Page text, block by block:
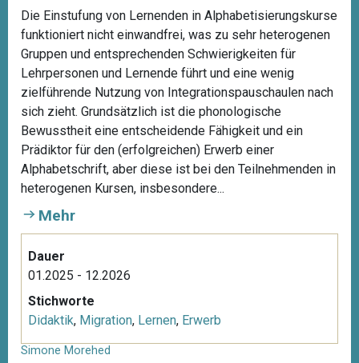
Die Einstufung von Lernenden in Alphabetisierungskurse
funktioniert nicht einwandfrei, was zu sehr heterogenen
Gruppen und entsprechenden Schwierigkeiten für
Lehrpersonen und Lernende führt und eine wenig
zielführende Nutzung von Integrationspauschaulen nach
sich zieht. Grundsätzlich ist die phonologische
Bewusstheit eine entscheidende Fähigkeit und ein
Prädiktor für den (erfolgreichen) Erwerb einer
Alphabetschrift, aber diese ist bei den Teilnehmenden in
heterogenen Kursen, insbesondere...
Mehr
Dauer
01.2025 - 12.2026
Stichworte
Didaktik, Migration, Lernen, Erwerb
Simone Morehed